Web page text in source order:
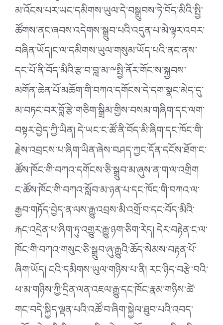
མ་འོངས་པར་ཡང་དམིགས་ཡུལ་དེ་བསྒྲུབས་ཏེ་བོད་མིའི་སྤྱི་
ཚོགས་ནང་ཞབས་འདེགས་སྒྲུབ་པའི་འདུན་པ་མེ་ལྟར་འབར་
བཞིན་ཡོད།ང་ལ་དམིགས་ཡུལ་གསུམ་ཡོད་པའི་ནང་ནས་
དང་པོ་ནི་བོད་མིའི་རྩ་བ་བླ་མ་༸སྤྱི་ནོར་གོང་ས་སྐྱབས་
མགོན་ཆེན་པོ་མཆོག་གི་བཀའ་དགོངས་དེ་དག་སྣང་མེད་དུ་
མ་བཏང་བར་བློ་རྩེ་གཅིག་སྒྲིམ་གྱིས་བསམ་གཞིག་དང་ལག་
བསྟར་བྱེད་ཀྱི་ཡིན། དེ་ཡང་ང་ཚོ་ནི་བོད་མི་ཞིག་དང་ཁོང་གི་
རྗེས་འབྲངས་པ་ཞིག་ཡིན་ཞེས་བཤད་ཀྱང་དོན་དངོས་ཐོག་ང་
ཚོས་ཁོང་གི་བཀའ་དགོངས་ཅི་སྒྲུབ་མ་ཞུས་ན་ག་ལ་འགྲིག
ང་ཚོས་ཁོང་གི་བཀའ་སློབ་མ་ཉན་པ་དང་ཁོང་གི་བཀའ་ལ་
རྒྱབ་གཏོད་བྱེད་ན་ལས་རྒྱུ་འབྲས་མི་འགྲོ་བ་དང་བོད་མིའི་
རྐང་འདྲེན་པ་ཞིག་ཏུ་འགྱུར་རྒྱུ་ཉག་ཅིག་རེད། དེར་བརྟེན་ང་ལ་
ཁོང་གི་བཀའ་གསུང་ཅི་སྒྲུབ་ཞུ་རྒྱུའི་ཆོད་སེམས་བརྟན་པོ་
ཞིག་ཡོད། ངའི་དམིགས་ཡུལ་གཉིས་པ་ནི། རང་ཉིད་བརྩེ་བའི་
ཕ་མ་གཉིས་ཀྱི་དྲིན་ལན་འཇལ་རྒྱུ་དང་ཁོང་རྣམ་གཉིས་ཚེ་
གང་བདེ་སྐྱིད་ལྡན་པའི་འཚོ་བ་ཞིག་སྐྱེལ་ཐུབ་པའི་འབད་